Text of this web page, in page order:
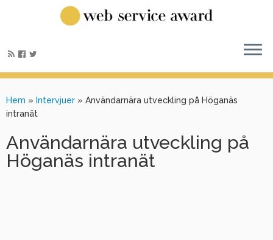
Hem » Intervjuer » Användarnära utveckling på Höganäs
intranät
Användarnära utveckling på
Höganäs intranät